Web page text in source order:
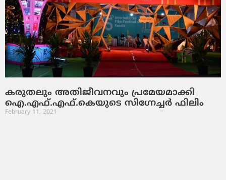
കരുതലും അതിജീവനവും പ്രമേയമാക്കി
ഐ.എഫ്.എഫ്.കെയുടെ സിഗ്നേച്ചര്‍ ഫിലിം
February 11, 2021